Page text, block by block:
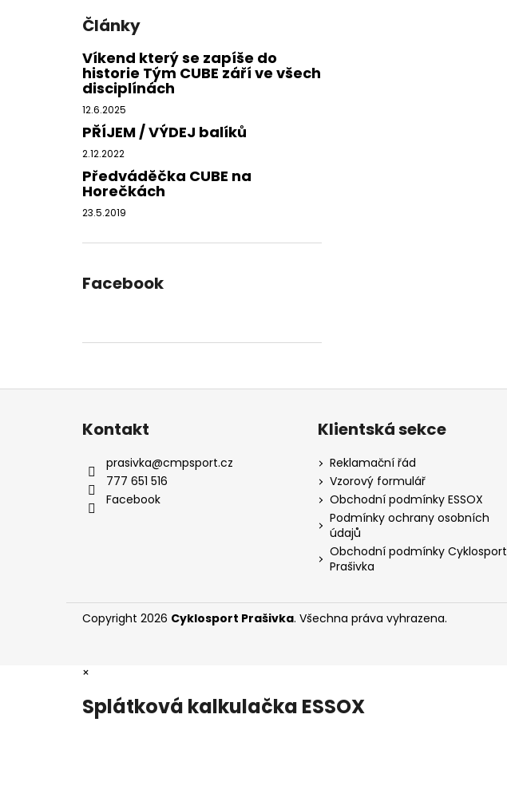
Články
Víkend který se zapíše do
historie Tým CUBE září ve všech
disciplínách
12.6.2025
PŘÍJEM / VÝDEJ balíků
2.12.2022
Předváděčka CUBE na
Horečkách
23.5.2019
Facebook
Z
Kontakt
prasivka@cmpsport.cz
777 651 516
Facebook
Klientská sekce
Reklamační řád
Vzorový formulář
Obchodní podmínky ESSOX
Podmínky ochrany osobních
údajů
Obchodní podmínky Cyklosport
Prašivka
Copyright 2026 Cyklosport Prašivka. Všechna práva vyhrazena.
×
Splátková kalkulačka ESSOX